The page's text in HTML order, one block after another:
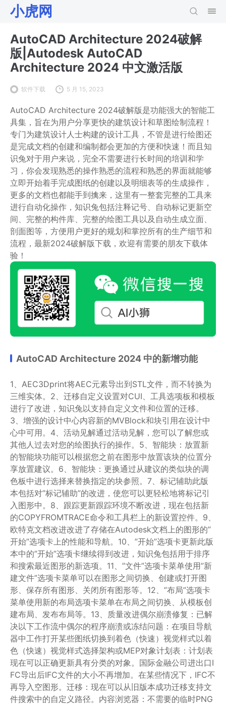
小虎网
AutoCAD Architecture 2024破解
版|Autodesk AutoCAD
Architecture 2024 中文激活版
软件下载 5 月 15, 2023
AutoCAD Architecture 2024破解版是功能强大的智能工
具集，旨在为用户分享更快的建筑设计和草图绘制流程！
专门为建筑设计人士构建的设计工具，不管是进行绘图还
是完成文档的创建和编制都会更加的方便和快速！而且知
识兔对于用户来说，完全不需要进行长时间的培训和学
习，你会发现熟悉的操作熟悉的流程和熟悉的界面就能够
立即开始着手完成图纸的创建以及明细表等的生成操作，
更多的文档也都能手到擒来，这里有一整套完整的工具来
进行自动化操作，知识兔包括注释记号、自动标记更新空
间、完整的构件库、完整的绘图工具以及自动生成立面、
剖面图等，方便用户更好的规划和掌控所有的生产细节和
流程，最新2024破解版下载，欢迎有需要的朋友下载体
验！
AutoCAD Architecture 2024 中的新增功能
1、AEC3Dprint将AEC元素导出到STL文件，而不转换为
三维实体。2、迁移自定义设置对CUI、工具选项板和模板
进行了改进，知识兔以支持自定义文件和位置的迁移。
3、增强的设计中心内容新的MVBlock和块引用在设计中
心中可用。4、活动见解通过活动见解，您可以了解您或
其他人过去对您的绘图执行的操作。5、智能块：放置新
的智能块功能可以根据您之前在图形中放置该块的位置分
享放置建议。6、智能块：更换通过从建议的类似块的调
色板中进行选择来替换指定的块参照。7、标记辅助此版
本包括对”标记辅助”的改进，使您可以更轻松地将标记引
入图形中。8、跟踪更新跟踪环境不断改进，现在包括新
的COPYFROMTRACE命令和工具栏上的新设置控件。9、
欧特克文档改进改进了存储在Autodesk文档上的图形的”
开始”选项卡上的性能和导航。10、”开始”选项卡更新此版
本中的”开始”选项卡继续得到改进，知识兔包括用于排序
和搜索最近图形的新选项。11、”文件”选项卡菜单使用”新
建文件”选项卡菜单可以在图形之间切换、创建或打开图
形、保存所有图形、关闭所有图形等。12、”布局”选项卡
菜单使用新的布局选项卡菜单在布局之间切换、从模板创
建布局、发布布局等。13、质量改进偶尔崩溃修复：已解
决以下工作流中偶尔的程序崩溃或冻结问题：在项目导航
器中工作打开某些图纸切换到着色（快速）视觉样式以着
色（快速）视觉样式选择架构或MEP对象计划表：计划表
现在可以正确更新具有分类的对象。国际金融公司进出口I
FC导出后IFC文件的大小不再增加。在某些情况下，IFC不
再导入空图形。迁移：现在可以从旧版本成功迁移支持文
件搜索中的自定义路径。内容浏览器：不需要的临时PNG